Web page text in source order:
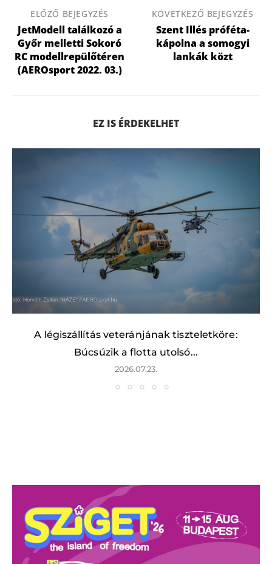
ELŐZŐ BEJEGYZÉS
JetModell találkozó a
Győr melletti Sokoró
RC modellrepülőtéren
(AEROsport 2022. 03.)
KÖVETKEZŐ BEJEGYZÉS
Szent Illés próféta-
kápolna a somogyi
lankák közt
EZ IS ÉRDEKELHET
A légiszállítás veteránjának tiszteletköre:
Búcsúzik a flotta utolsó...
2026.07.23.